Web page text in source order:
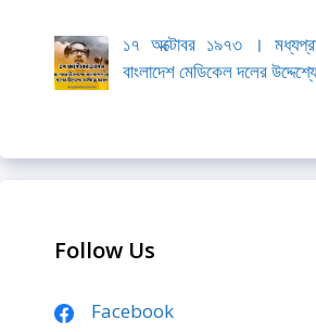
১৭ অক্টোবর ১৯৭৩ ।
বাংলাদেশ মেডিকেল দলের
Follow Us
Facebook